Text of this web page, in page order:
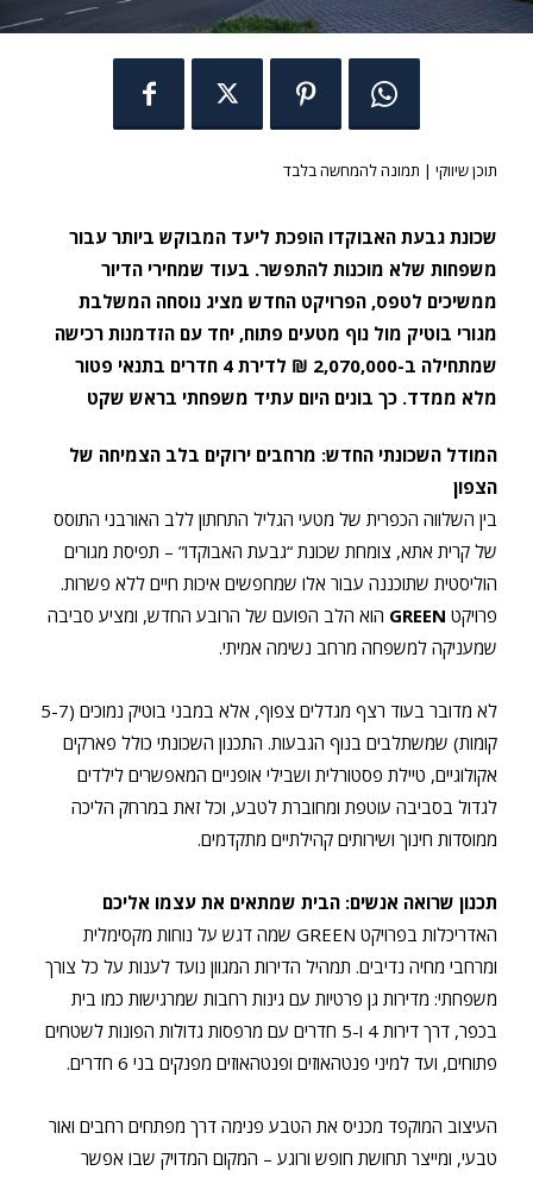
תוכן שיווקי | תמונה להמחשה בלבד
שכונת גבעת האבוקדו הופכת ליעד המבוקש ביותר עבור
משפחות שלא מוכנות להתפשר. בעוד שמחירי הדיור
ממשיכים לטפס, הפרויקט החדש מציג נוסחה המשלבת
מגורי בוטיק מול נוף מטעים פתוח, יחד עם הזדמנות רכישה
שמתחילה ב-2,070,000 ₪ לדירת 4 חדרים בתנאי פטור
מלא ממדד. כך בונים היום עתיד משפחתי בראש שקט
המודל השכונתי החדש: מרחבים ירוקים בלב הצמיחה של
הצפון
בין השלווה הכפרית של מטעי הגליל התחתון ללב האורבני התוסס
של קרית אתא, צומחת שכונת “גבעת האבוקדו” – תפיסת מגורים
הוליסטית שתוכננה עבור אלו שמחפשים איכות חיים ללא פשרות.
פרויקט GREEN הוא הלב הפועם של הרובע החדש, ומציע סביבה
שמעניקה למשפחה מרחב נשימה אמיתי.
לא מדובר בעוד רצף מגדלים צפוף, אלא במבני בוטיק נמוכים (5-7
קומות) שמשתלבים בנוף הגבעות. התכנון השכונתי כולל פארקים
אקולוגיים, טיילת פסטורלית ושבילי אופניים המאפשרים לילדים
לגדול בסביבה עוטפת ומחוברת לטבע, וכל זאת במרחק הליכה
ממוסדות חינוך ושירותים קהילתיים מתקדמים.
תכנון שרואה אנשים: הבית שמתאים את עצמו אליכם
האדריכלות בפרויקט GREEN שמה דגש על נוחות מקסימלית
ומרחבי מחיה נדיבים. תמהיל הדירות המגוון נועד לענות על כל צורך
משפחתי: מדירות גן פרטיות עם גינות רחבות שמרגישות כמו בית
בכפר, דרך דירות 4 ו-5 חדרים עם מרפסות גדולות הפונות לשטחים
פתוחים, ועד למיני פנטהאוזים ופנטהאוזים מפנקים בני 6 חדרים.
העיצוב המוקפד מכניס את הטבע פנימה דרך מפתחים רחבים ואור
טבעי, ומייצר תחושת חופש ורוגע – המקום המדויק שבו אפשר